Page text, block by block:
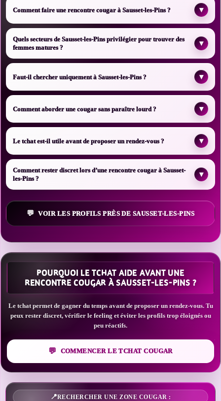
Comment faire une rencontre cougar à Sausset-les-Pins ? ▾
Quels secteurs de Sausset-les-Pins privilégier pour trouver des
femmes matures ?
▾
Faut-il chercher uniquement à Sausset-les-Pins ? ▾
Comment aborder une cougar sans paraître lourd ? ▾
Le tchat est-il utile avant de proposer un rendez-vous ? ▾
Comment rester discret lors d’une rencontre cougar à Sausset-
les-Pins ?
▾
VOIR LES PROFILS PRÈS DE SAUSSET-LES-PINS
POURQUOI LE TCHAT AIDE AVANT UNE
RENCONTRE COUGAR À SAUSSET-LES-PINS ?
Le tchat permet de gagner du temps avant de proposer un rendez-vous. Tu
peux rester discret, vérifier le feeling et éviter les profils trop éloignés ou
peu réactifs.
COMMENCER LE TCHAT COUGAR
RECHERCHER UNE ZONE COUGAR :